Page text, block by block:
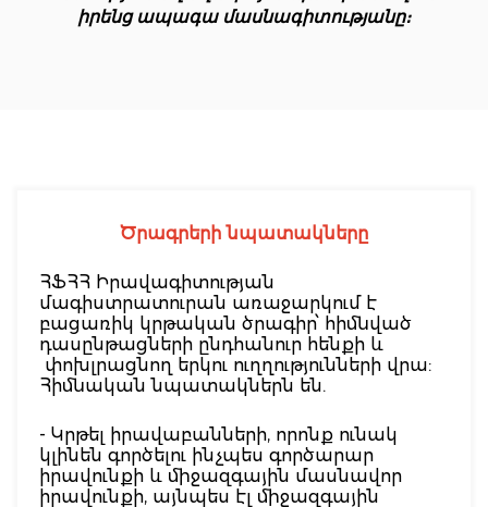
իրենց ապագա մասնագիտությանը։
Ծրագրերի նպատակները
ՀՖՀՀ Իրավագիտության
մագիստրատուրան առաջարկում է
բացառիկ կրթական ծրագիր՝ հիմնված
դասընթացների ընդհանուր հենքի և
փոխլրացնող երկու ուղղությունների վրա:
Հիմնական նպատակներն են.
- Կրթել իրավաբանների, որոնք ունակ
կլինեն գործելու ինչպես գործարար
իրավունքի և միջազգային մասնավոր
իրավունքի, այնպես էլ միջազգային